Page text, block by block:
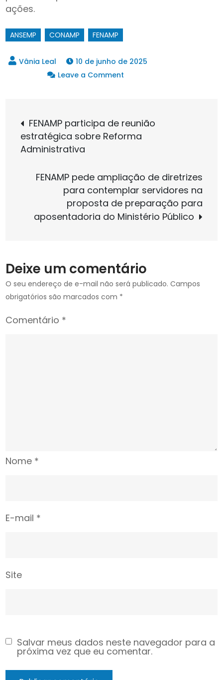
ações.
ANSEMP CONAMP FENAMP
10 de junho de 2025
Leave a Comment
se
reúnem
da
CONAMP
para
dialogar
servidores
Navegação
de
Post
FENAMP participa de reunião
estratégica sobre Reforma
Administrativa
FENAMP pede ampliação de diretrizes
para contemplar servidores na
proposta de preparação para
aposentadoria do Ministério Público
Deixe um comentário
O seu endereço de e-mail não será publicado. Campos
obrigatórios são marcados com *
Comentário *
Nome *
E-mail *
Site
Salvar meus dados neste navegador para a
próxima vez que eu comentar.